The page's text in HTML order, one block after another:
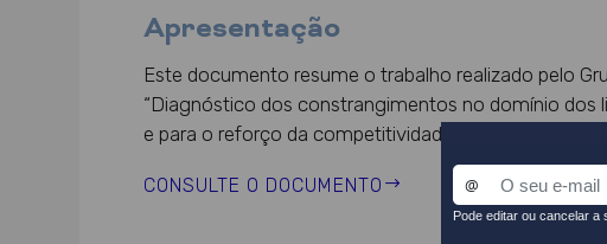
Apresentação
Este documento resume o trabalho realizado pelo
“Diagnóstico dos constrangimentos no domínio
e para o reforço da competitividade do país”.
CONSULTE O DOCUMENTO